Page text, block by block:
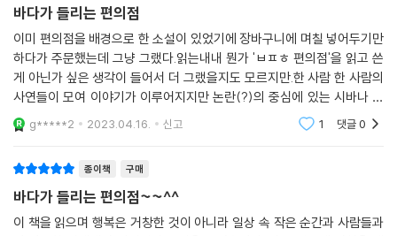
필요한 것을 모두 편의점에서 발견한 다키지는 계산하면서 “무슨 일 있으
면 연락 주세요, 제가 항상 여기에 있을 테니까요”라고 말하는 점장의 상냥
한 말에 위안을 얻는다. 언제든 불을 밝히고 누구든 가리지 않고 손님을 받
는 편의점이라는 공간이 기댈 곳 없는 사람에게 얼마나 든든한 역할을 할
수 있는지 보여주는 순간이다.
이렇듯 텐더니스 편의점과 이곳 사람들은 아픈 아버지를 돌보다 잠깐 머리
를 식히러 오는 여중생의 ‘한숨 돌리기’ 장소와 친구가 되어주기도 하고(제
3화 멜랑콜리 딸기 파르페), 사랑과 연애에 냉소적인 남자 고등학생이 학
교 친구이자 아르바이트생을 상대로 묘한 감정의 변화를 겪게 되는 계기를
마련해주기도 하며(제5화 사랑과 연애, 그리고 어드벤트 캘린더 쿠키), 시
바다가 들리는 편의점
이미 편의점을 배경으로 한 소설이 있었기에 장바구니에 며칠 넣어두기만
하다가 주문했는데 그냥 그랬다.읽는내내 뭔가 'ㅂㅍㅎ 편의점'을 읽고 쓴
게 아닌가 싶은 생각이 들어서 더 그랬을지도 모르지만.한 사람 한 사람의
사연들이 모여 이야기가 이루어지지만 논란(?)의 중심에 있는 시바나 쓰
기에 대한 사연은 거의 다뤄지지 않아 아쉽기도 했다. 혹시 딱히 사연이 있
는 것은 아니고
g*****2 2023.04.16. 신고 1 댓글0
종이책 구매
바다가 들리는 편의점~~^^
이 책을 읽으며 행복은 거창한 것이 아니라 일상 속 작은 순간과 사람들과